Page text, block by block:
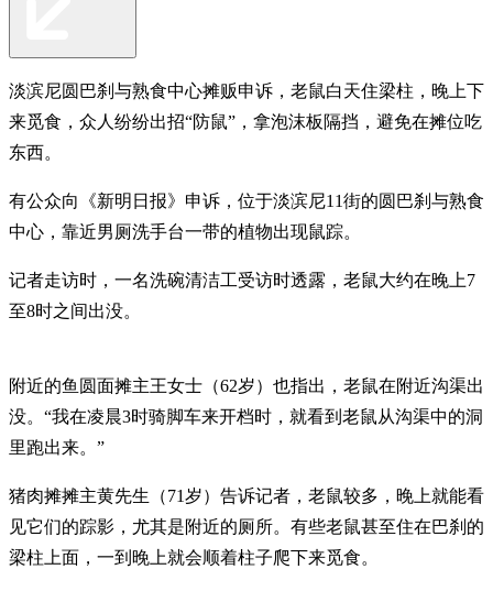
淡滨尼圆巴刹与熟食中心摊贩申诉，老鼠白天住梁柱，晚上下
来觅食，众人纷纷出招“防鼠”，拿泡沫板隔挡，避免在摊位吃
东西。
有公众向《新明日报》申诉，位于淡滨尼11街的圆巴刹与熟食
中心，靠近男厕洗手台一带的植物出现鼠踪。
记者走访时，一名洗碗清洁工受访时透露，老鼠大约在晚上7
至8时之间出没。
附近的鱼圆面摊主王女士（62岁）也指出，老鼠在附近沟渠出
没。“我在凌晨3时骑脚车来开档时，就看到老鼠从沟渠中的洞
里跑出来。”
猪肉摊摊主黄先生（71岁）告诉记者，老鼠较多，晚上就能看
见它们的踪影，尤其是附近的厕所。有些老鼠甚至住在巴刹的
梁柱上面，一到晚上就会顺着柱子爬下来觅食。